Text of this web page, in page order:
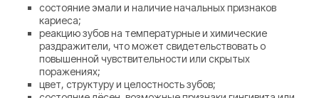
состояние эмали и наличие начальных признаков
кариеса;
реакцию зубов на температурные и химические
раздражители, что может свидетельствовать о
повышенной чувствительности или скрытых
поражениях;
цвет, структуру и целостность зубов;